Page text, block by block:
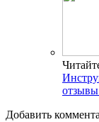
отзывы
Добавить